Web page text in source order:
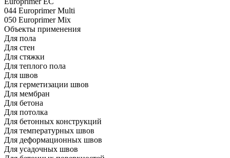
044 Europrimer Multi
050 Europrimer Mix
Объекты применения
Для пола
Для стен
Для стяжки
Для теплого пола
Для швов
Для герметизации швов
Для мембран
Для бетона
Для потолка
Для бетонных конструкций
Для температурных швов
Для деформационных швов
Для усадочных швов